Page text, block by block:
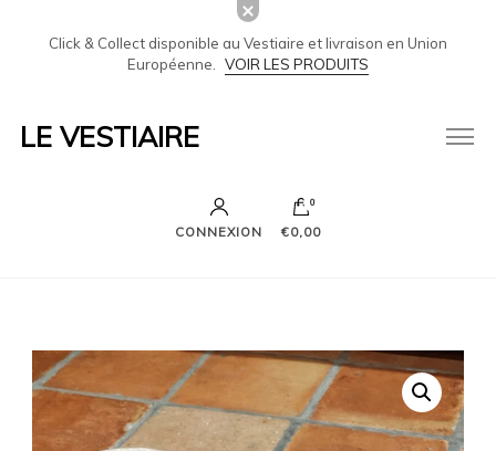
Click & Collect disponible au Vestiaire et livraison en Union
Européenne.
VOIR LES PRODUITS
LE VESTIAIRE
CONNEXION
0
€0,00